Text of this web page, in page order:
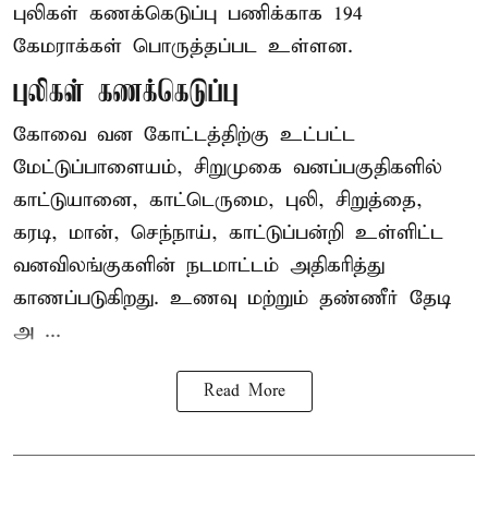
புலிகள் கணக்கெடுப்பு பணிக்காக 194
கேமராக்கள் பொருத்தப்பட உள்ளன.
புலிகள் கணக்கெடுப்பு
கோவை வன கோட்டத்திற்கு உட்பட்ட
மேட்டுப்பாளையம், சிறுமுகை வனப்பகுதிகளில்
காட்டுயானை, காட்டெருமை, புலி, சிறுத்தை,
கரடி, மான், செந்நாய், காட்டுப்பன்றி உள்ளிட்ட
வனவிலங்குகளின் நடமாட்டம் அதிகரித்து
காணப்படுகிறது. உணவு மற்றும் தண்ணீர் தேடி
அ ...
Read More